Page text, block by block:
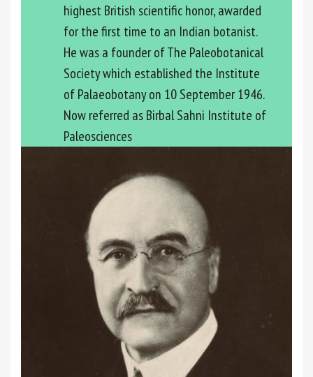
highest British scientific honor, awarded
for the first time to an Indian botanist.
He was a founder of The Paleobotanical
Society which established the Institute
of Palaeobotany on 10 September 1946.
Now referred as Birbal Sahni Institute of
Paleosciences